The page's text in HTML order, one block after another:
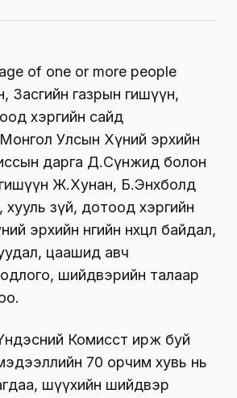
Засгийн газрын гишүүн,
хэргийн сайд
Улсын Хүний эрхийн
дарга Д.Сүнжид болон
Ж.Хунан, Б.Энхболд
хууль зүй, дотоод хэргийн
эрхийн өнөөгийн нөхцөл байдал,
цаашид авч
шийдвэрийн талаар
Комисст ирж буй
мэдээллийн 70 орчим хувь нь
шүүхийн шийдвэр